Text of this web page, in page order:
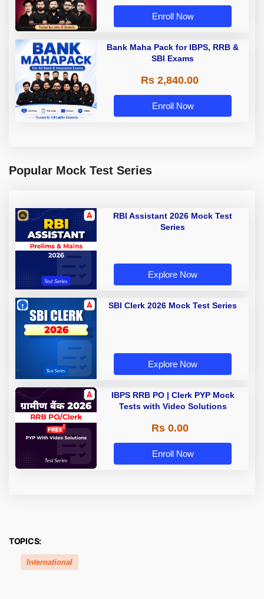
Enroll Now
Bank Maha Pack for IBPS, RRB &
SBI Exams
Rs 2,840.00
Enroll Now
Popular Mock Test Series
RBI Assistant 2026 Mock Test
Series
Explore Now
SBI Clerk 2026 Mock Test Series
Explore Now
IBPS RRB PO | Clerk PYP Mock
Tests with Video Solutions
Rs 0.00
Enroll Now
TOPICS:
International